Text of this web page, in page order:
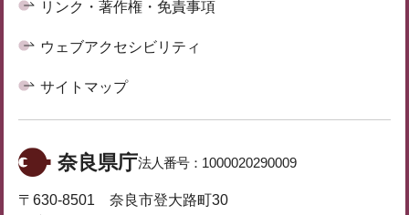
リンク・著作権・免責事項
ウェブアクセシビリティ
サイトマップ
奈良県庁法人番号： 1000020290009
〒630-8501 奈良市登大路町30